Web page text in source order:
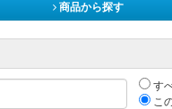
商品から探す
す
こ